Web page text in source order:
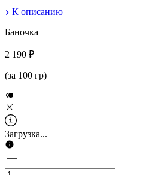
К описанию
Баночка
2 190 ₽
(за 100 гр)
Загрузка...